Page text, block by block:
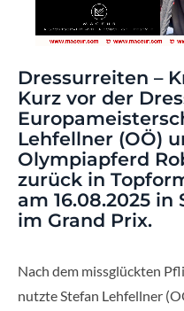
Dressurreiten –
Kurz vor der
Lehfellner (OÖ)
Olympiapferd
zurück in
am 16.08.2025 in
im Grand Prix.
Nach dem missglückten
nutzte Stefan Lehfellner